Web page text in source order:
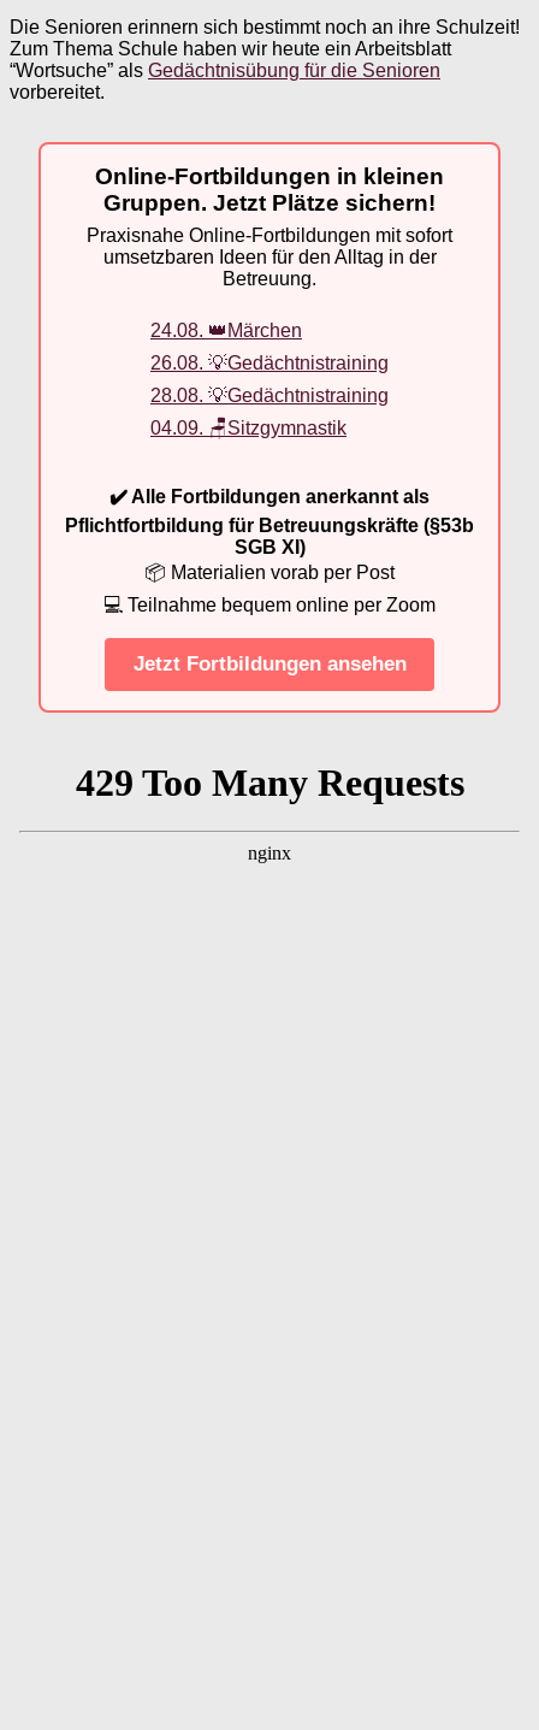
Die Senioren erinnern sich bestimmt noch an ihre Schulzeit!
Zum Thema Schule haben wir heute ein Arbeitsblatt
“Wortsuche” als Gedächtnisübung für die Senioren
vorbereitet.
Online-Fortbildungen in kleinen
Gruppen. Jetzt Plätze sichern!
Praxisnahe Online-Fortbildungen mit sofort
umsetzbaren Ideen für den Alltag in der
Betreuung.
24.08. 👑Märchen
26.08. 💡Gedächtnistraining
28.08. 💡Gedächtnistraining
04.09. 🪑Sitzgymnastik
✔️ Alle Fortbildungen anerkannt als
Pflichtfortbildung für Betreuungskräfte (§53b
SGB XI)
📦 Materialien vorab per Post
💻 Teilnahme bequem online per Zoom
Jetzt Fortbildungen ansehen